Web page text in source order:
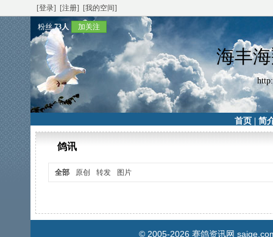
[登录] [注册] [我的空间]
粉丝73人 加关注
海丰
首页 简
鸽讯
全部 原创 转发 图片
© 2005-2026 赛鸽资讯网